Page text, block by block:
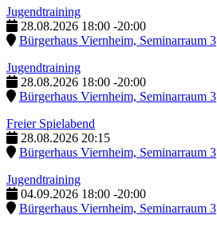
Jugendtraining
28.08.2026 18:00 -20:00
Bürgerhaus Viernheim, Seminarraum 3
Jugendtraining
28.08.2026 18:00 -20:00
Bürgerhaus Viernheim, Seminarraum 3
Freier Spielabend
28.08.2026 20:15
Bürgerhaus Viernheim, Seminarraum 3
Jugendtraining
04.09.2026 18:00 -20:00
Bürgerhaus Viernheim, Seminarraum 3